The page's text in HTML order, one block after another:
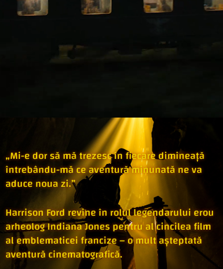
„Mi-e dor să mă trezesc în fiecare dimineață
întrebându-mă ce aventură minunată ne va
aduce noua zi.”
Harrison Ford revine în rolul legendarului erou
arheolog Indiana Jones pentru al cincilea film
al emblematicei francize – o mult așteptată
aventură cinematografică.